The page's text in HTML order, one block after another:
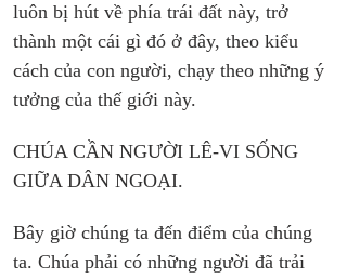
luôn bị hút về phía trái đất này, trở
thành một cái gì đó ở đây, theo kiểu
cách của con người, chạy theo những ý
tưởng của thế giới này.
CHÚA CẦN NGƯỜI LÊ-VI SỐNG
GIỮA DÂN NGOẠI.
Bây giờ chúng ta đến điểm của chúng
ta. Chúa phải có những người đã trải